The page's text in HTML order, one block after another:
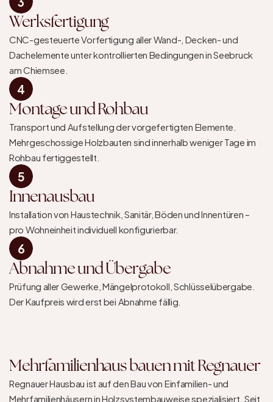
Werksfertigung
CNC-gesteuerte Vorfertigung aller Wand-, Decken- und
Dachelemente unter kontrollierten Bedingungen in Seebruck
am Chiemsee.
4
Montage und Rohbau
Transport und Aufstellung der vorgefertigten Elemente.
Mehrgeschossige Holzbauten sind innerhalb weniger Tage im
Rohbau fertiggestellt.
5
Innenausbau
Installation von Haustechnik, Sanitär, Böden und Innentüren –
pro Wohneinheit individuell konfigurierbar.
6
Abnahme und Übergabe
Prüfung aller Gewerke, Mängelprotokoll, Schlüsselübergabe.
Der Kaufpreis wird erst bei Abnahme fällig.
Mehrfamilienhaus bauen mit Regnauer
Regnauer Hausbau ist auf den Bau von Einfamilien- und
Mehrfamilienhäusern in Holzsystembauweise spezialisiert. Seit